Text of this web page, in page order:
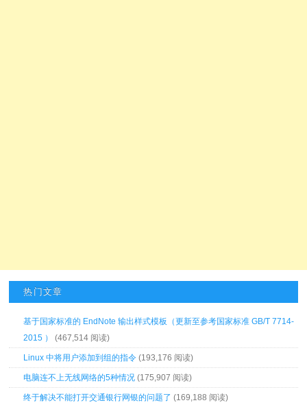
热门文章
基于国家标准的 EndNote 输出样式模板（更新至参考国家标准 GB/T 7714-
2015 ）
(467,514 阅读)
Linux 中将用户添加到组的指令 (193,176 阅读)
电脑连不上无线网络的5种情况 (175,907 阅读)
终于解决不能打开交通银行网银的问题了 (169,188 阅读)